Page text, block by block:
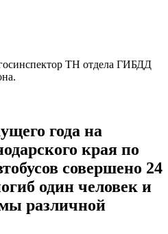
ТН отдела ГИБДД
года на
края по
совершено 24
один человек и
различной